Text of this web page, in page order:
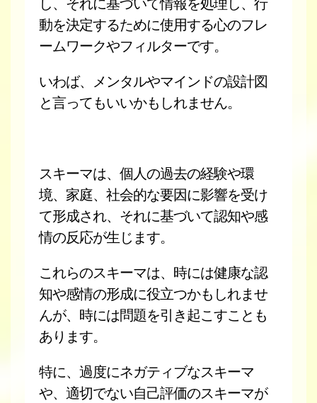
し、それに基づいて情報を処理し、行
動を決定するために使用する心のフレ
ームワークやフィルターです。
いわば、メンタルやマインドの設計図
と言ってもいいかもしれません。
スキーマは、個人の過去の経験や環
境、家庭、社会的な要因に影響を受け
て形成され、それに基づいて認知や感
情の反応が生じます。
これらのスキーマは、時には健康な認
知や感情の形成に役立つかもしれませ
んが、時には問題を引き起こすことも
あります。
特に、過度にネガティブなスキーマ
や、適切でない自己評価のスキーマが